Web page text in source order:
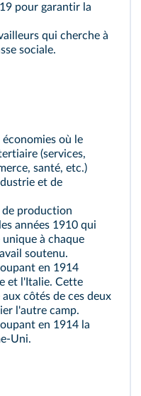
pour garantir la
qui cherche à
sociale.
où le
(services,
santé, etc.)
et de
de production
années 1910 qui
à chaque
soutenu.
en 1914
et l'Italie. Cette
côtés de ces deux
l'autre camp.
en 1914 la
Uni.